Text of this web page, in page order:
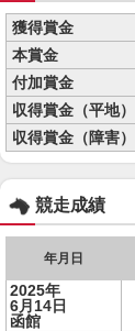
獲得賞金
本賞金
付加賞金
収得賞金（平地）
収得賞金（障害）
競走成績
年月日
2025年
6月14日
函館